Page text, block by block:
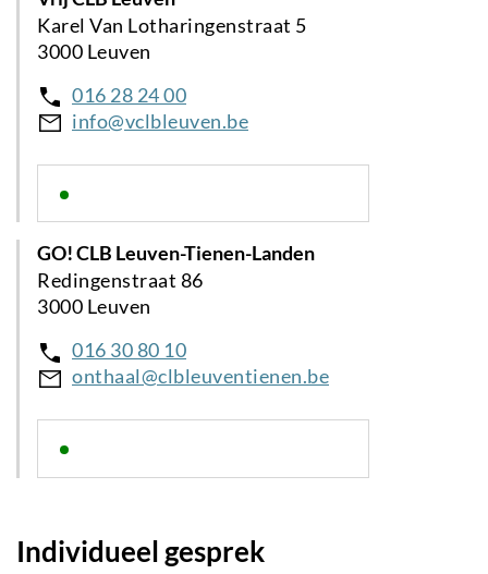
Karel Van Lotharingenstraat 5
3000 Leuven
016 28 24 00
info@vclbleuven.be
GO! CLB Leuven-Tienen-Landen
Redingenstraat 86
3000 Leuven
016 30 80 10
onthaal@clbleuventienen.be
Individueel gesprek